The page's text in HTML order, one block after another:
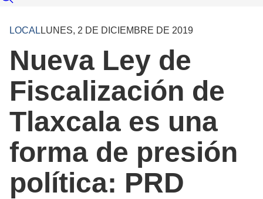
LOCAL LUNES, 2 DE DICIEMBRE DE 2019
Nueva Ley de
Fiscalización de
Tlaxcala es una
forma de presión
política: PRD